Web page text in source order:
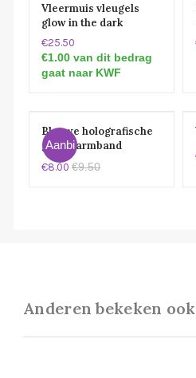
Vleermuis vleugels
glow in the dark
oorbellen
€25.50
€1.00 van dit bedrag
gaat naar KWF
Aanbi
Blauwe holografische
glitter armband
€8.00 €9.50
Anderen bekeken ook